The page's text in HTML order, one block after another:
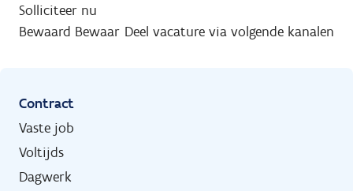
Solliciteer nu
Bewaard Bewaar Deel vacature via volgende kanalen
Contract
Vaste job
Voltijds
Dagwerk